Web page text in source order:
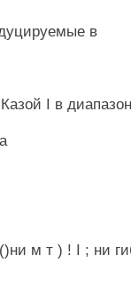
в
I в
м т ) ! I ; ни